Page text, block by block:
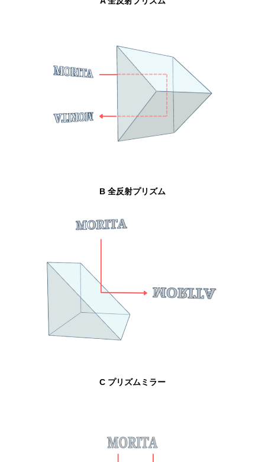
B 全反射プリズム
C プリズムミラー